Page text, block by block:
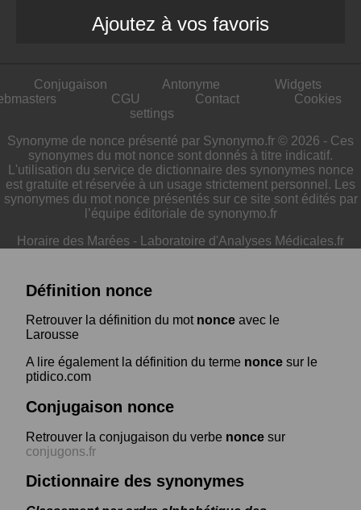
Ajoutez à vos favoris
Conjugaison Antonyme
Widgets
CGU Contact
Cookies
settings
Synonyme de nonce présenté par Synonymo.fr © 2026 - Ces
synonymes du mot nonce sont donnés à titre indicatif.
L'utilisation du service de dictionnaire des synonymes nonce
est gratuite et réservée à un usage strictement personnel. Les
synonymes du mot nonce présentés sur ce site sont édités par
l’équipe éditoriale de synonymo.fr
Horaire des Marées - Laboratoire d'Analyses Médicales.fr
Définition nonce
Retrouver la définition du mot nonce avec le
Larousse
A lire également la définition du terme nonce sur le
ptidico.com
Conjugaison nonce
Retrouver la conjugaison du verbe nonce sur
conjugons.fr
Dictionnaire des synonymes